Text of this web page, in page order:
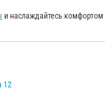
и наслаждайтесь комфортом
12